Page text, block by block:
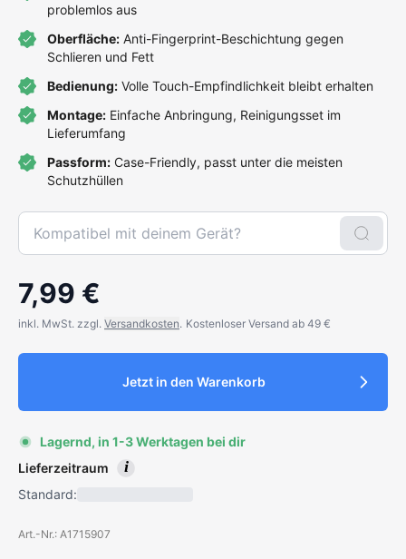
problemlos aus
Oberfläche: Anti-Fingerprint-Beschichtung gegen
Schlieren und Fett
Bedienung: Volle Touch-Empfindlichkeit bleibt erhalten
Montage: Einfache Anbringung, Reinigungsset im
Lieferumfang
Passform: Case-Friendly, passt unter die meisten
Schutzhüllen
7,99 €
inkl. MwSt. zzgl. Versandkosten. Kostenloser Versand ab 49 €
Jetzt in den Warenkorb
Lagernd, in 1-3 Werktagen bei dir
Lieferzeitraum
i
Standard:
Art.-Nr.: A1715907